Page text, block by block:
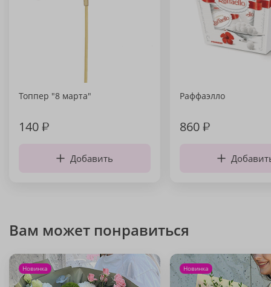
Топпер "8 марта"
140₽
Добавить
Раффаэлло
860₽
Вам может понравиться
Новинка Новинка